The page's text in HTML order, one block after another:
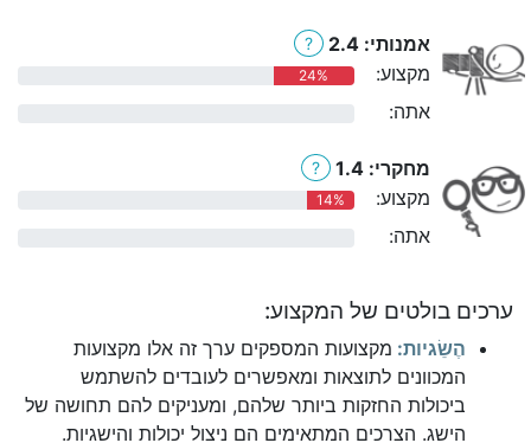
אמנותי: 2.4 ?
מקצוע: 24%
אתה:
מחקרי: 1.4 ?
מקצוע: 14%
אתה:
ערכים בולטים של המקצוע:
הֶשֵׂגיות: מקצועות המספקים ערך זה אלו מקצועות
המכוונים לתוצאות ומאפשרים לעובדים להשתמש
ביכולות החזקות ביותר שלהם, ומעניקים להם תחושה של
הישג. הצרכים המתאימים הם ניצול יכולות והישגיות.